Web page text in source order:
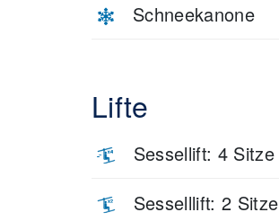
Schneekanone
Lifte
Sessellift: 4 Sitze
Sesselllift: 2 Sitze